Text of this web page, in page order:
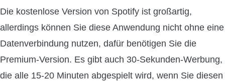
Die kostenlose Version von Spotify ist großartig,
allerdings können Sie diese Anwendung nicht ohne eine
Datenverbindung nutzen, dafür benötigen Sie die
Premium-Version. Es gibt auch 30-Sekunden-Werbung,
die alle 15-20 Minuten abgespielt wird, wenn Sie diesen